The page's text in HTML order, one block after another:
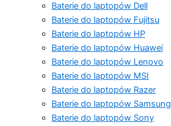
Baterie do laptopów Dell
Baterie do laptopów Fujitsu
Baterie do laptopów HP
Baterie do laptopów Huawei
Baterie do laptopów Lenovo
Baterie do laptopów MSI
Baterie do laptopów Razer
Baterie do laptopów Samsung
Baterie do laptopów Sony